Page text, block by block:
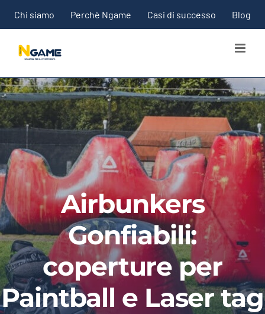
al
contenuto
Chi siamo Perchè Ngame Casi di successo Blog
Airbunkers
Gonfiabili:
coperture per
Paintball e Laser tag